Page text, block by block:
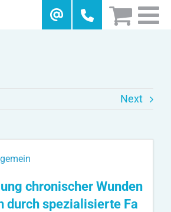
Next
chronischer Wunden
durch spezialisierte Fa